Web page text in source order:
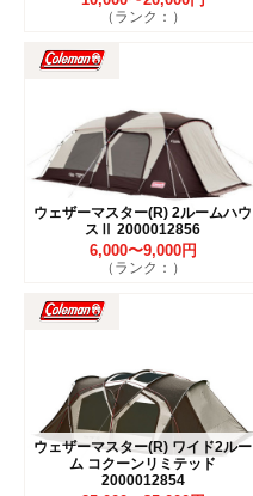
（ランク：）
ウェザーマスター(R) 2ルームハウ
スⅡ 2000012856
6,000〜9,000円
（ランク：）
ウェザーマスター(R) ワイド2ルー
ム コクーンリミテッド
2000012854